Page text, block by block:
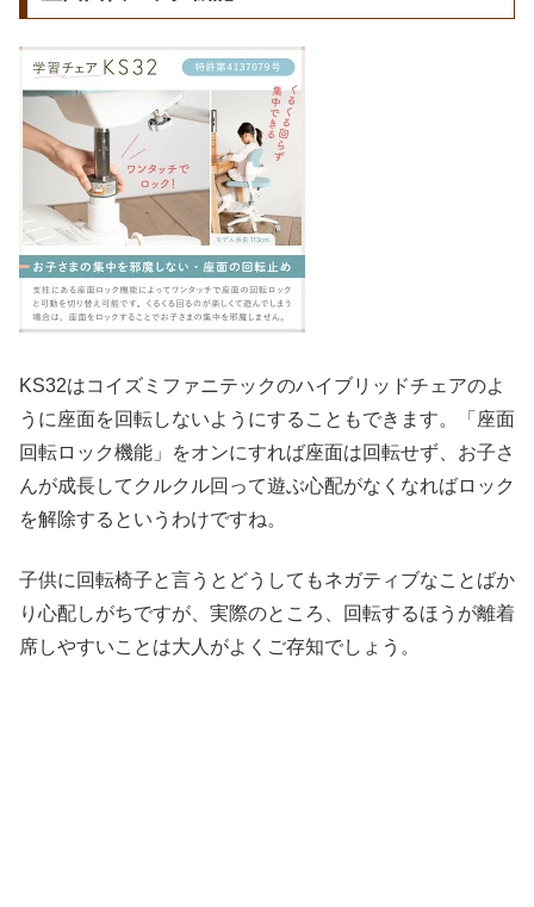
KS32はコイズミファニテックのハイブリッドチェアのよ
うに座面を回転しないようにすることもできます。「座面
回転ロック機能」をオンにすれば座面は回転せず、お子さ
んが成長してクルクル回って遊ぶ心配がなくなればロック
を解除するというわけですね。
子供に回転椅子と言うとどうしてもネガティブなことばか
り心配しがちですが、実際のところ、回転するほうが離着
席しやすいことは大人がよくご存知でしょう。